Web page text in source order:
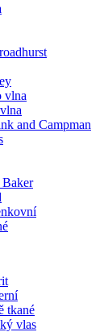
vlna
and Campman
Baker
tkané
vlas